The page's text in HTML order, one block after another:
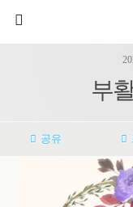
부
공유